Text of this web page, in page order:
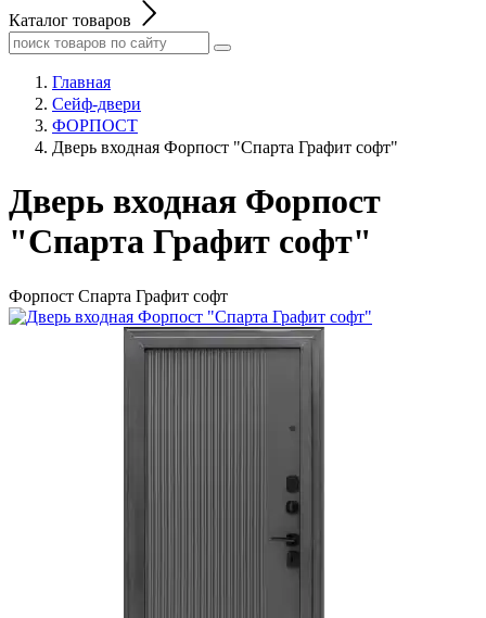
Каталог товаров
Главная
Сейф-двери
ФОРПОСТ
Дверь входная Форпост "Спарта Графит софт"
Дверь входная Форпост
"Спарта Графит софт"
Форпост Спарта Графит софт